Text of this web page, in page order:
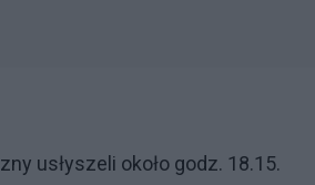
usłyszeli około godz. 18.15.